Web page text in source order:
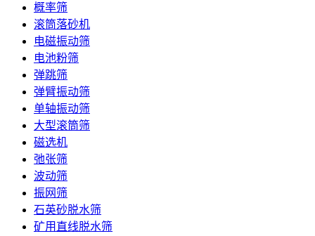
概率筛
滚筒落砂机
电磁振动筛
电池粉筛
弹跳筛
弹臂振动筛
单轴振动筛
大型滚筒筛
磁选机
弛张筛
波动筛
振网筛
石英砂脱水筛
矿用直线脱水筛